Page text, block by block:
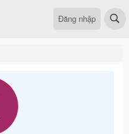
Đăng nhập